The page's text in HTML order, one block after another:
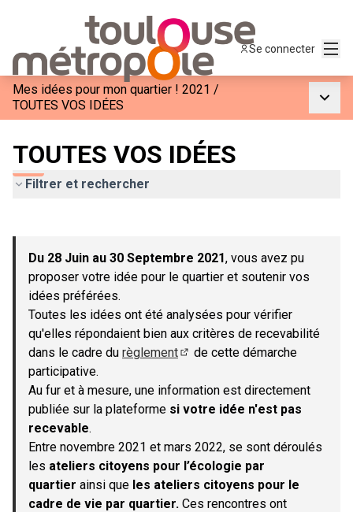
Se connecter
Mes idées pour mon quartier ! 2021 /
TOUTES VOS IDÉES
TOUTES VOS IDÉES
Filtrer et rechercher
−
Du 28 Juin au 30 Septembre 2021, vous avez pu
proposer votre idée pour le quartier et soutenir vos
idées préférées.
Toutes les idées ont été analysées pour vérifier
qu'elles répondaient bien aux critères de recevabilité
dans le cadre du règlement
de cette démarche
participative.
Au fur et à mesure, une information est directement
publiée sur la plateforme si votre idée n'est pas
recevable.
Entre novembre 2021 et mars 2022, se sont déroulés
les ateliers citoyens pour l’écologie par
quartier ainsi que les ateliers citoyens pour le
cadre de vie par quartier. Ces rencontres ont